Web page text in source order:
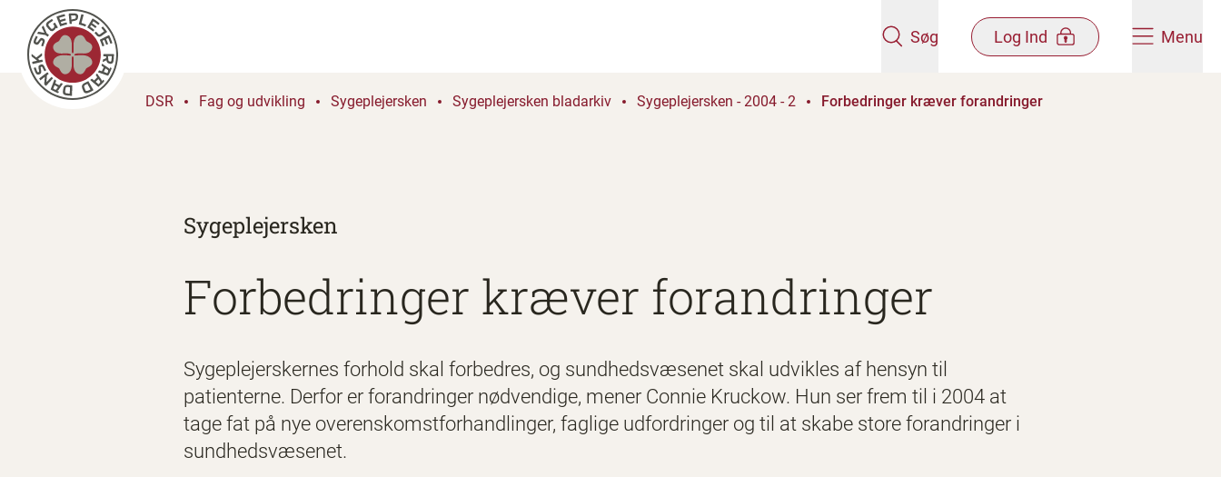
Søg Log Ind Menu
DSR Fag og udvikling Sygeplejersken Sygeplejersken bladarkiv Sygeplejersken - 2004 - 2 Forbedringer kræver forandringer
Sygeplejersken
Forbedringer kræver forandringer
Sygeplejerskernes forhold skal forbedres, og sundhedsvæsenet skal udvikles af hensyn til
patienterne. Derfor er forandringer nødvendige, mener Connie Kruckow. Hun ser frem til i 2004 at
tage fat på nye overenskomstforhandlinger, faglige udfordringer og til at skabe store forandringer i
sundhedsvæsenet.